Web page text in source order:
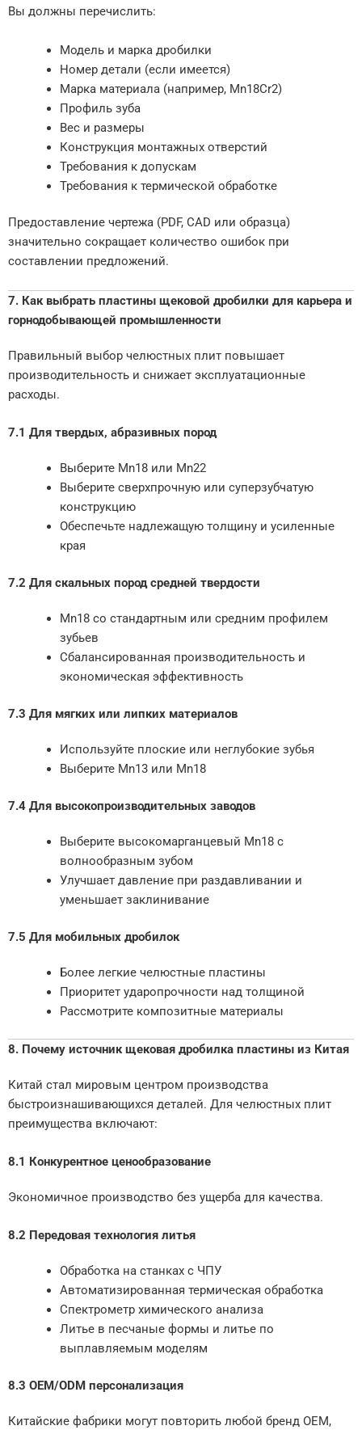
Вы должны перечислить:
Модель и марка дробилки
Номер детали (если имеется)
Марка материала (например, Mn18Cr2)
Профиль зуба
Вес и размеры
Конструкция монтажных отверстий
Требования к допускам
Требования к термической обработке
Предоставление чертежа (PDF, CAD или образца)
значительно сокращает количество ошибок при
составлении предложений.
7. Как выбрать пластины щековой дробилки для карьера и
горнодобывающей промышленности
Правильный выбор челюстных плит повышает
производительность и снижает эксплуатационные
расходы.
7.1 Для твердых, абразивных пород
Выберите Mn18 или Mn22
Выберите сверхпрочную или суперзубчатую
конструкцию
Обеспечьте надлежащую толщину и усиленные
края
7.2 Для скальных пород средней твердости
Mn18 со стандартным или средним профилем
зубьев
Сбалансированная производительность и
экономическая эффективность
7.3 Для мягких или липких материалов
Используйте плоские или неглубокие зубья
Выберите Mn13 или Mn18
7.4 Для высокопроизводительных заводов
Выберите высокомарганцевый Mn18 с
волнообразным зубом
Улучшает давление при раздавливании и
уменьшает заклинивание
7.5 Для мобильных дробилок
Более легкие челюстные пластины
Приоритет ударопрочности над толщиной
Рассмотрите композитные материалы
8. Почему источник щековая дробилка пластины из Китая
Китай стал мировым центром производства
быстроизнашивающихся деталей. Для челюстных плит
преимущества включают:
8.1 Конкурентное ценообразование
Экономичное производство без ущерба для качества.
8.2 Передовая технология литья
Обработка на станках с ЧПУ
Автоматизированная термическая обработка
Спектрометр химического анализа
Литье в песчаные формы и литье по
выплавляемым моделям
8.3 OEM/ODM персонализация
Китайские фабрики могут повторить любой бренд OEM,